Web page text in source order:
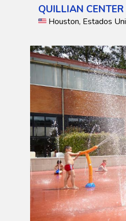
QUILLIAN CENTER
Houston, Estados